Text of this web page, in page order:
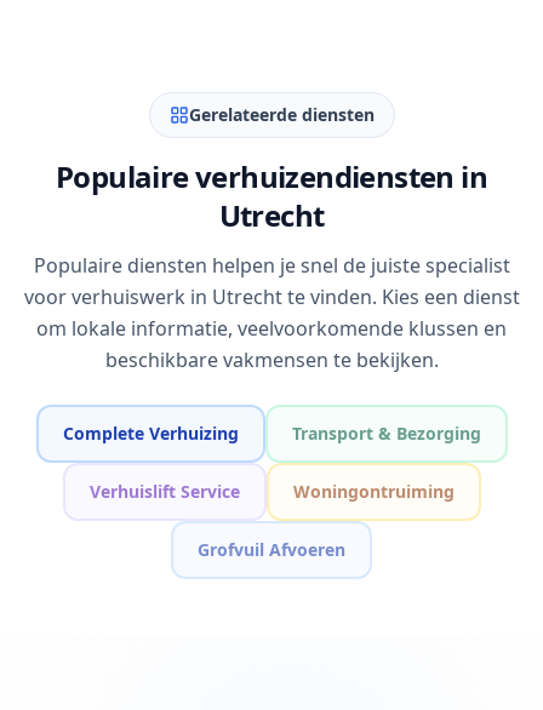
Gerelateerde diensten
Populaire verhuizendiensten in
Utrecht
Populaire diensten helpen je snel de juiste specialist
voor verhuiswerk in Utrecht te vinden. Kies een dienst
om lokale informatie, veelvoorkomende klussen en
beschikbare vakmensen te bekijken.
Complete Verhuizing Transport & Bezorging
Verhuislift Service Woningontruiming
Grofvuil Afvoeren